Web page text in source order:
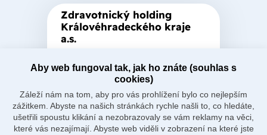
Zdravotnický holding
Královéhradeckého kraje
a.s.
založená Královéhradeckým
krajem, který je jediným
akcionářem společnosti.
Aby web fungoval tak, jak ho znáte (souhlas s
cookies)
Záleží nám na tom, aby pro vás prohlížení bylo co nejlepším
zážitkem. Abyste na našich stránkách rychle našli to, co hledáte,
ušetřili spoustu klikání a nezobrazovaly se vám reklamy na věci,
které vás nezajímají. Abyste web viděli v zobrazení na které jste